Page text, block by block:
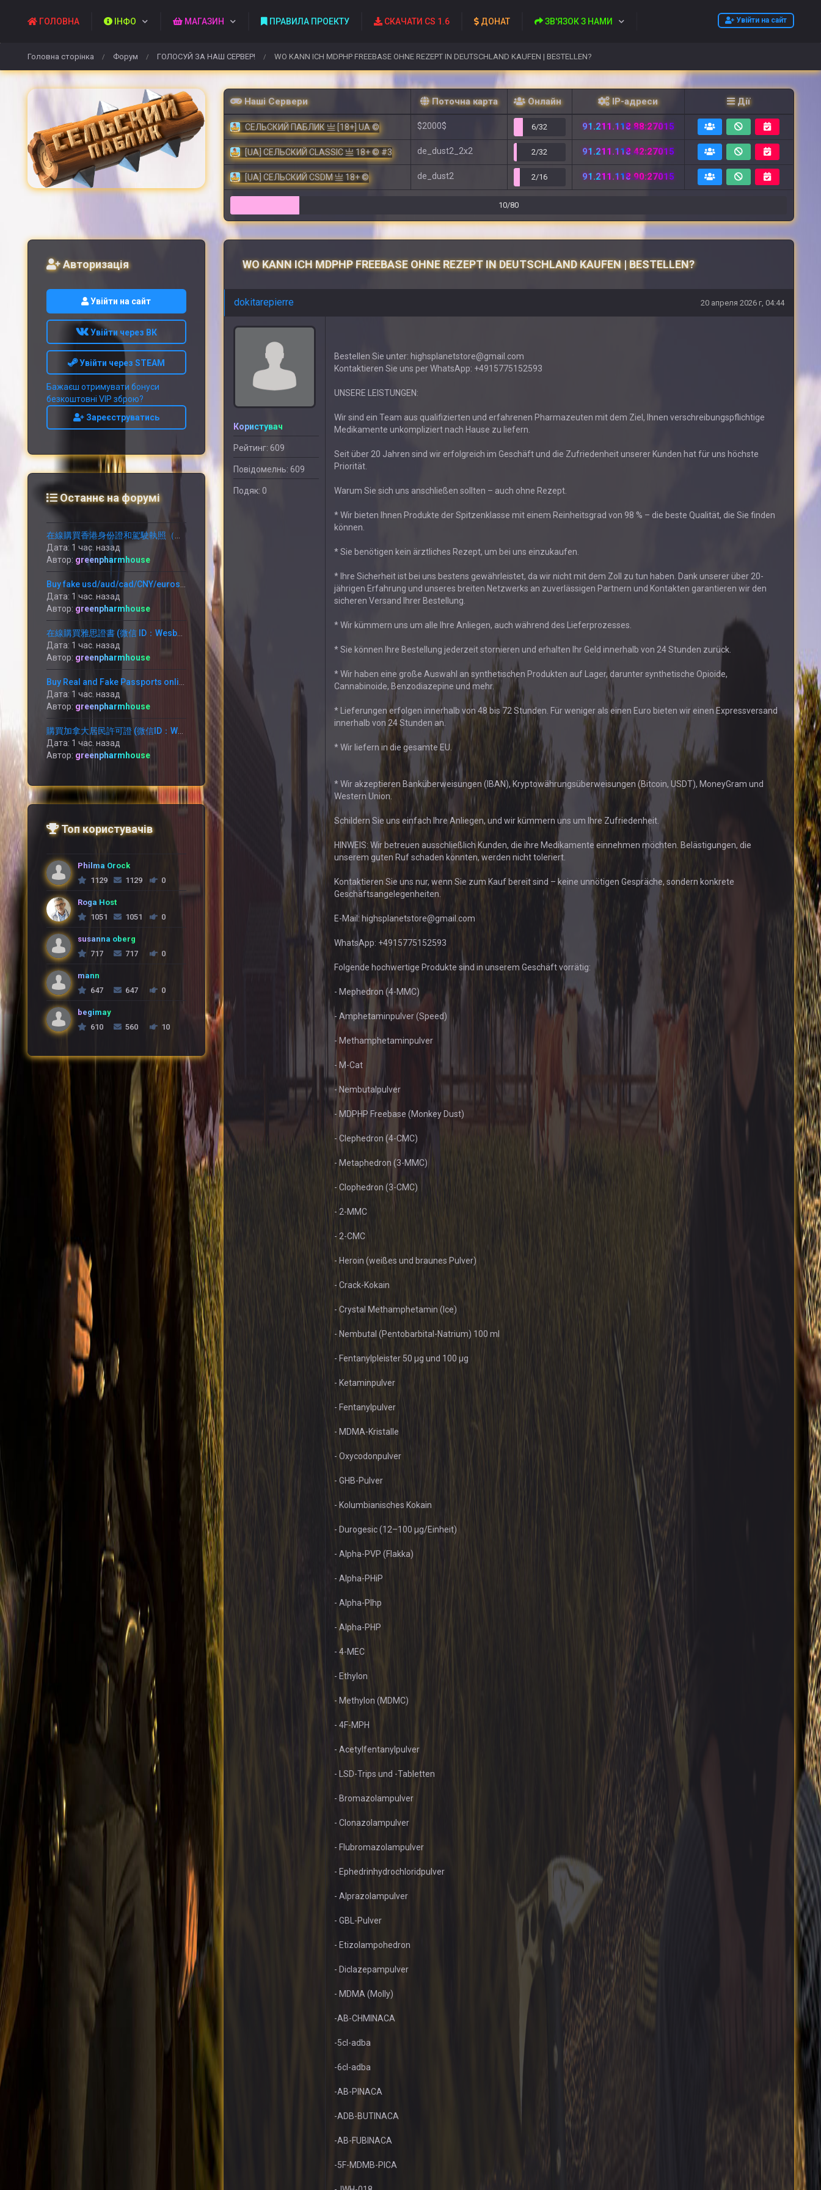
Увійти на сайт
ГОЛОВНА ІНФО МАГАЗИН ПРАВИЛА ПРОЕКТУ СКАЧАТИ CS 1.6 ДОНАТ ЗВ'ЯЗОК З НАМИ
Головна сторінка / Форум / ГОЛОСУЙ ЗА НАШ СЕРВЕР! / WO KANN ICH MDPHP FREEBASE OHNE REZEPT IN DEUTSCHLAND KAUFEN | BESTELLEN?
Наші Сервери Поточна карта Онлайн IP-адреси Дії
СЕЛЬСКИЙ ПАБЛИК 亗 [18+] UA © $2000$ 6/32 91.211.118.88:27015
[UA] СЕЛЬСКИЙ CLASSIC 亗 18+ © #3 de_dust2_2x2 2/32 91.211.118.42:27015
[UA] СЕЛЬСКИЙ CSDM 亗 18+ © de_dust2 2/16 91.211.118.90:27015
10/80
WO KANN ICH MDPHP FREEBASE OHNE REZEPT IN DEUTSCHLAND KAUFEN | BESTELLEN?
dokitarepierre 20 апреля 2026 г, 04:44
Користувач
Рейтинг: 609
Повідомелнь: 609
Подяк: 0
Bestellen Sie unter: highsplanetstore@gmail.com
Kontaktieren Sie uns per WhatsApp: +4915775152593
UNSERE LEISTUNGEN:
Wir sind ein Team aus qualifizierten und erfahrenen Pharmazeuten mit dem Ziel, Ihnen verschreibungspflichtige
Medikamente unkompliziert nach Hause zu liefern.
Seit über 20 Jahren sind wir erfolgreich im Geschäft und die Zufriedenheit unserer Kunden hat für uns höchste
Priorität.
Warum Sie sich uns anschließen sollten – auch ohne Rezept.
* Wir bieten Ihnen Produkte der Spitzenklasse mit einem Reinheitsgrad von 98 % – die beste Qualität, die Sie finden
können.
* Sie benötigen kein ärztliches Rezept, um bei uns einzukaufen.
* Ihre Sicherheit ist bei uns bestens gewährleistet, da wir nicht mit dem Zoll zu tun haben. Dank unserer über 20-
jährigen Erfahrung und unseres breiten Netzwerks an zuverlässigen Partnern und Kontakten garantieren wir den
sicheren Versand Ihrer Bestellung.
* Wir kümmern uns um alle Ihre Anliegen, auch während des Lieferprozesses.
* Sie können Ihre Bestellung jederzeit stornieren und erhalten Ihr Geld innerhalb von 24 Stunden zurück.
* Wir haben eine große Auswahl an synthetischen Produkten auf Lager, darunter synthetische Opioide,
Cannabinoide, Benzodiazepine und mehr.
* Lieferungen erfolgen innerhalb von 48 bis 72 Stunden. Für weniger als einen Euro bieten wir einen Expressversand
innerhalb von 24 Stunden an.
* Wir liefern in die gesamte EU.
* Wir akzeptieren Banküberweisungen (IBAN), Kryptowährungsüberweisungen (Bitcoin, USDT), MoneyGram und
Western Union.
Schildern Sie uns einfach Ihre Anliegen, und wir kümmern uns um Ihre Zufriedenheit.
HINWEIS: Wir betreuen ausschließlich Kunden, die ihre Medikamente einnehmen möchten. Belästigungen, die
unserem guten Ruf schaden könnten, werden nicht toleriert.
Kontaktieren Sie uns nur, wenn Sie zum Kauf bereit sind – keine unnötigen Gespräche, sondern konkrete
Geschäftsangelegenheiten.
E-Mail: highsplanetstore@gmail.com
WhatsApp: +4915775152593
Folgende hochwertige Produkte sind in unserem Geschäft vorrätig:
- Mephedron (4-MMC)
- Amphetaminpulver (Speed)
- Methamphetaminpulver
- M-Cat
- Nembutalpulver
- MDPHP Freebase (Monkey Dust)
- Clephedron (4-CMC)
- Metaphedron (3-MMC)
- Clophedron (3-CMC)
- 2-MMC
- 2-CMC
- Heroin (weißes und braunes Pulver)
- Crack-Kokain
- Crystal Methamphetamin (Ice)
- Nembutal (Pentobarbital-Natrium) 100 ml
- Fentanylpleister 50 µg und 100 µg
- Ketaminpulver
- Fentanylpulver
- MDMA-Kristalle
- Oxycodonpulver
- GHB-Pulver
- Kolumbianisches Kokain
- Durogesic (12–100 µg/Einheit)
- Alpha-PVP (Flakka)
- Alpha-PHiP
- Alpha-PIhp
- Alpha-PHP
- 4-MEC
- Ethylon
- Methylon (MDMC)
- 4F-MPH
- Acetylfentanylpulver
- LSD-Trips und -Tabletten
- Bromazolampulver
- Clonazolampulver
- Flubromazolampulver
- Ephedrinhydrochloridpulver
- Alprazolampulver
- GBL-Pulver
- Etizolampohedron
- Diclazepampulver
- MDMA (Molly)
-AB-CHMINACA
-5cl-adba
-6cl-adba
-AB-PINACA
-ADB-BUTINACA
-AB-FUBINACA
-5F-MDMB-PICA
Авторизація
Увійти на сайт
Увійти через ВК
Увійти через STEAM
Бажаєш отримувати бонуси
безкоштовні VIP зброю?
Зареєструватись
Останнє на форумі
Дата: 1 час. назад
Автор: greenpharmhouse
Дата: 1 час. назад
Автор: greenpharmhouse
在線購買雅思證書 (微信 ID：Wesbutman) 購買GREE、NCE、雅思、托福、PTE、CPSO、學位及其他文件。
Дата: 1 час. назад
Автор: greenpharmhouse
Дата: 1 час. назад
Автор: greenpharmhouse
購買加拿大居民許可證 (微信ID：Wesbutman) Buy canadian resident permit (WhatsApp：+1 (754) 279-5912)
Дата: 1 час. назад
Автор: greenpharmhouse
Топ користувачів
Philma Orock
1129
1129 0
Roga Host
1051
1051 0
susanna oberg
717
717 0
mann
647
647 0
begimay
610
560 10